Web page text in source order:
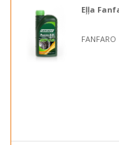
Eļļa
FANFARO